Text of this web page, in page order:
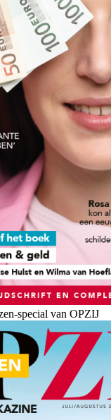
special van OPZIJ